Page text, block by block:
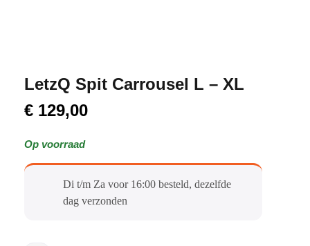
LetzQ Spit Carrousel L – XL
€ 129,00
Op voorraad
Di t/m Za voor 16:00 besteld, dezelfde
dag verzonden​